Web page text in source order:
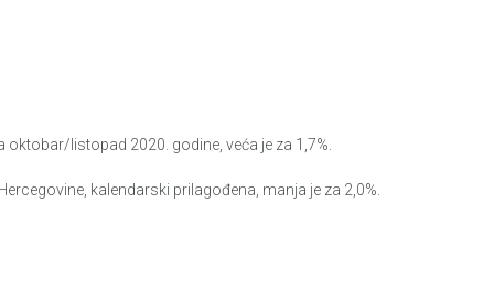
listopad 2020. godine, veća je za 1,7%.
kalendarski prilagođena, manja je za 2,0%.